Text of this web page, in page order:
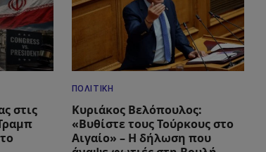
στις
ΠΟΛΙΤΙΚΉ
Κυριάκος Βελόπουλος:
«Βυθίστε τους Τούρκους στο
Αιγαίο» – Η δήλωση που